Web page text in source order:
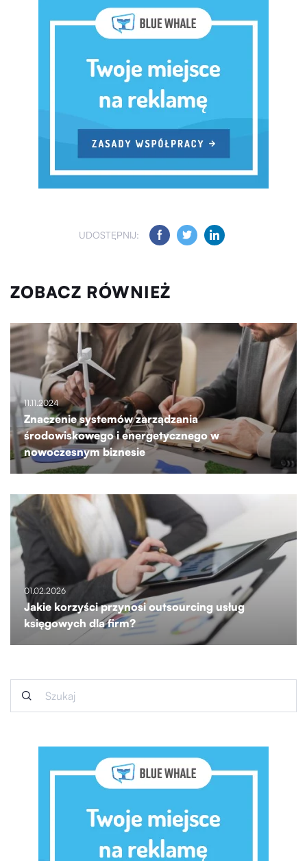
UDOSTĘPNIJ:
ZOBACZ RÓWNIEŻ
11.11.2024
Znaczenie systemów zarządzania
środowiskowego i energetycznego w
nowoczesnym biznesie
01.02.2026
Jakie korzyści przynosi outsourcing usług
księgowych dla firm?